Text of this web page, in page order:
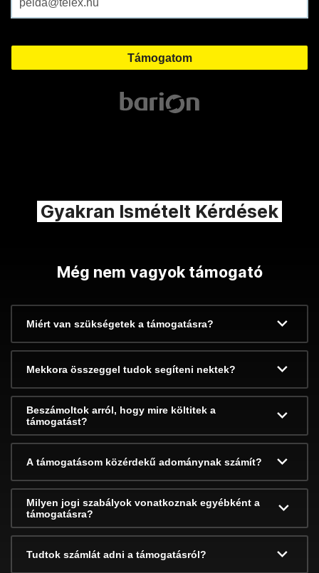
Gyakran Ismételt Kérdések
Még nem vagyok támogató
Miért van szükségetek a támogatásra?
Mekkora összeggel tudok segíteni nektek?
Beszámoltok arról, hogy mire költitek a
támogatást?
A támogatásom közérdekű adománynak számít?
Milyen jogi szabályok vonatkoznak egyébként a
támogatásra?
Tudtok számlát adni a támogatásról?